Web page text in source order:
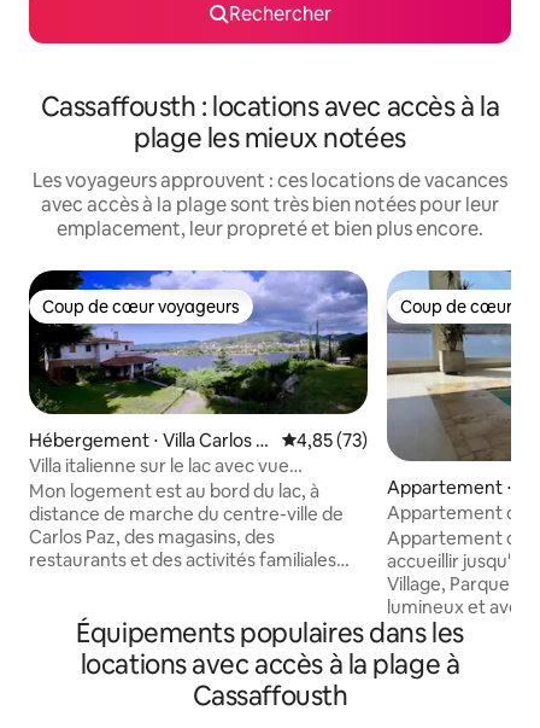
Rechercher
Cassaffousth : locations avec accès à la
plage les mieux notées
Les voyageurs approuvent : ces locations de vacances
avec accès à la plage sont très bien notées pour leur
emplacement, leur propreté et bien plus encore.
Coup de cœur voyageurs
Coup de cœur voyageurs
Hébergement ⋅ Villa Carlos P
az
Évaluation moyenne sur la
4,85 (73)
Villa italienne sur le lac avec vue
exceptionnelle
Mon logement est au bord du lac, à
distance de marche du centre-ville de
Carlos Paz, des magasins, des
restaurants et des activités familiales
spacieuses, son intimité, sa lumière et
son ambiance et son accès direct au lac.
Les chambres sont spacieuses et
confortables. C'est un endroit idéal pour
Coup de cœur
Coup de cœur
Appartement ⋅
quiman
Appartement
hôtelier avec
Appartement
accueillir jusqu'à
Village, Parque
lumineux et avec
pour se reposer.
double et
Cuisine
Équipements populaires dans les
locations avec accès à la plage à
Cassaffousth